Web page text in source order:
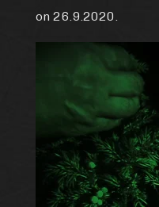
on 26.9.2020.